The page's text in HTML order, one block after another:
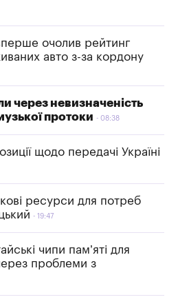
очолив рейтинг
авто з-за кордону
через невизначеність
протоки
08:38
щодо передачі Україні
ресурси для потреб
19:47
чипи пам’яті для
проблеми з